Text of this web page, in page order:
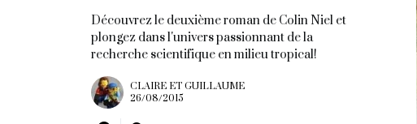
Découvrez le deuxième roman de Colin Niel et
plongez dans l'univers passionnant de la
recherche scientifique en milieu tropical!
CLAIRE ET GUILLAUME
26/08/2015